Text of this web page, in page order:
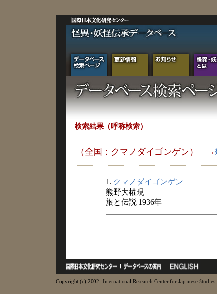
検索結果（呼称検索）
（全国：クマノダイゴンゲン） →
1. クマノダイゴンゲン
熊野大權現
旅と伝説 1936年
Copyright (c) 2002- International Research Center for Japanese